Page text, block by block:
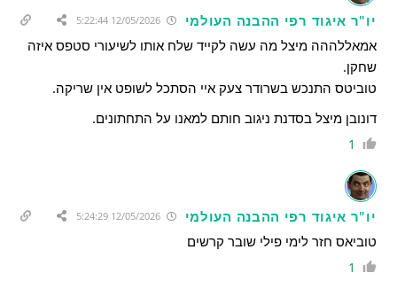
יו"ר איגוד רפי ההבנה העולמי 12/05/2026 5:22:44
אמאללההה מיצל מה עשה לקייד שלח אותו לשיעורי סטפס איזה
שחקן.
טוביטס התנכש בשרודר צעק איי הסתכל לשופט אין שריקה.
דונובן מיצל בסדנת ניגוב חותם למאנו על התחתונים.
1
יו"ר איגוד רפי ההבנה העולמי 12/05/2026 5:24:29
טוביאס חזר לימי פילי שובר קרשים
1